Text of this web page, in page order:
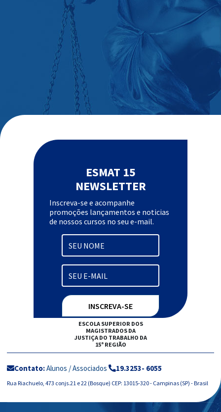
ESCOLA SUPERIOR DOS
MAGISTRADOS DA
JUSTIÇA DO TRABALHO DA
15ª REGIÃO
ESMAT 15
NEWSLETTER
Inscreva-se e acompanhe
promoções lançamentos e noticias
de nossos cursos no seu e-mail.
Contato:Alunos / Associados 19.3253- 6055
Rua Riachuelo, 473 conjs.21 e 22 (Bosque) CEP: 13015-320 - Campinas (SP) - Brasil